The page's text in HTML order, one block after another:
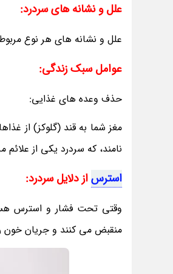
علل و نشانه های سردرد:
علل و نشانه های هر نوع
عوامل سبک زندگی:
حذف وعده های غذایی:
مغز شما به قند (گلوکز) از
نامند، که سردرد یکی از
استرساز دلایل سردرد:
وقتی تحت فشار و استرس
منقبض می کنند و جریان خون